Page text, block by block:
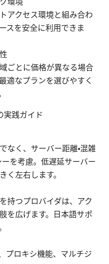
アクセス環境と組み合わ
スを安全に利用できま
ごとに価格が異なる場合
適なプランを選びやすく
実践ガイド
なく、サーバー距離・混雑
ーを考慮。低遅延サーバー
く左右します。
持つプロバイダは、アク
を広げます。日本語サポ
プロキシ機能、マルチジ